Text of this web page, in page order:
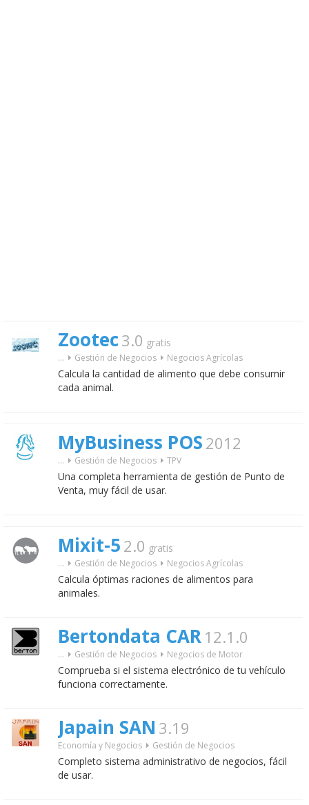
Zootec3.0 gratis
... Gestión de Negocios Negocios Agrícolas
Calcula la cantidad de alimento que debe consumir
cada animal.
MyBusiness POS 2012
... Gestión de Negocios TPV
Una completa herramienta de gestión de Punto de
Venta, muy fácil de usar.
Mixit-5 2.0 gratis
... Gestión de Negocios Negocios Agrícolas
Calcula óptimas raciones de alimentos para
animales.
Bertondata CAR 12.1.0
... Gestión de Negocios Negocios de Motor
Comprueba si el sistema electrónico de tu vehículo
funciona correctamente.
Japain SAN 3.19
Economía y Negocios Gestión de Negocios
Completo sistema administrativo de negocios, fácil
de usar.